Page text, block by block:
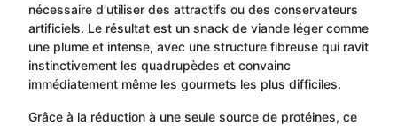
nécessaire d'utiliser des attractifs ou des conservateurs
artificiels. Le résultat est un snack de viande léger comme
une plume et intense, avec une structure fibreuse qui ravit
instinctivement les quadrupèdes et convainc
immédiatement même les gourmets les plus difficiles.
Grâce à la réduction à une seule source de protéines, ce